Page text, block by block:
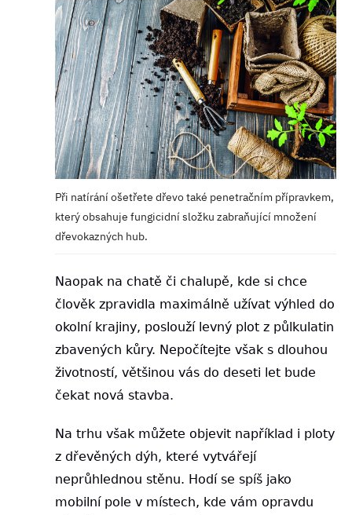
Při natírání ošetřete dřevo také penetračním přípravkem,
který obsahuje fungicidní složku zabraňující množení
dřevokazných hub.
Naopak na chatě či chalupě, kde si chce
člověk zpravidla maximálně užívat výhled do
okolní krajiny, poslouží levný plot z půlkulatin
zbavených kůry. Nepočítejte však s dlouhou
životností, většinou vás do deseti let bude
čekat nová stavba.
Na trhu však můžete objevit například i ploty
z dřevěných dýh, které vytvářejí
neprůhlednou stěnu. Hodí se spíš jako
mobilní pole v místech, kde vám opravdu